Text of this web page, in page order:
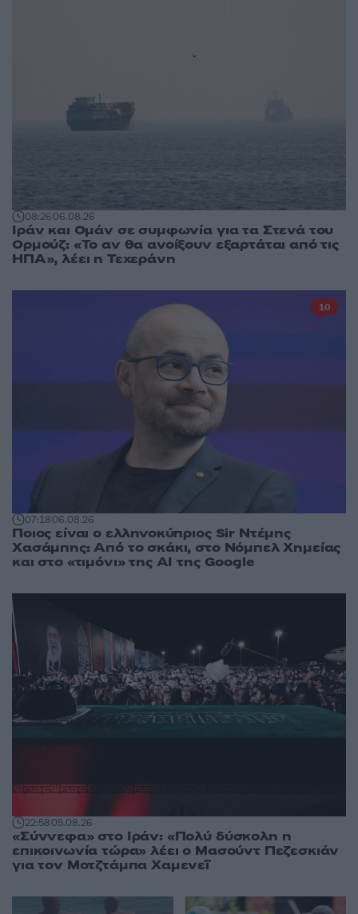
08:2606.08.26
Ιράν και Ομάν σε συμφωνία για τα Στενά του
Ορμούζ: «Το αν θα ανοίξουν εξαρτάται από τις
ΗΠΑ», λέει η Τεχεράνη
07:1806.08.26
Ποιος είναι ο ελληνοκύπριος Sir Ντέμης
Χασάμπης: Από το σκάκι, στο Νόμπελ Χημείας
και στο «τιμόνι» της AI της Google
10
22:5805.08.26
«Σύννεφα» στο Ιράν: «Πολύ δύσκολη η
επικοινωνία τώρα» λέει ο Μασούντ Πεζεσκιάν
για τον Μοτζτάμπα Χαμενεΐ